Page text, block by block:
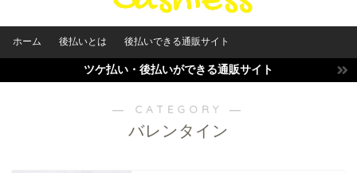
ホーム 後払いとは 後払いできる通販サイト
ツケ払い・後払いができる通販サイト
― CATEGORY ―
バレンタイン